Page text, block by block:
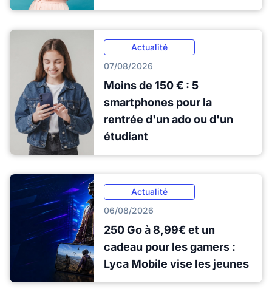
Actualité
07/08/2026
Moins de 150 € : 5
smartphones pour la
rentrée d'un ado ou d'un
étudiant
Actualité
06/08/2026
250 Go à 8,99€ et un
cadeau pour les gamers :
Lyca Mobile vise les jeunes